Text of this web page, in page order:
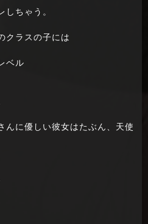
しちゃう。
クラスの子には
ベル
んに優しい彼女はたぶん、天使